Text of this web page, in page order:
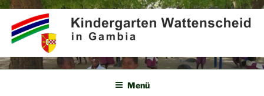
Zum
Inhalt
springen
KINDERGARTEN
WATTENSCHEID IN GAMBIA
Partner für Afrika e.V.
Menü